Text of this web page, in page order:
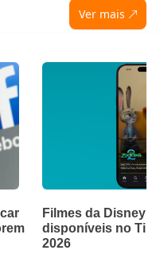
Ver mais
Filmes da Disney
disponíveis no
2026